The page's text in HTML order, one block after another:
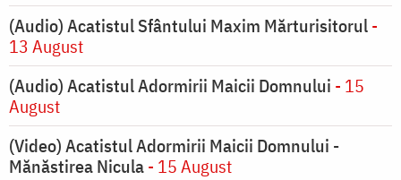
(Audio) Acatistul Sfântului Maxim Mărturisitorul-
13 August
(Audio) Acatistul Adormirii Maicii Domnului - 15
August
(Video) Acatistul Adormirii Maicii Domnului -
Mănăstirea Nicula- 15 August